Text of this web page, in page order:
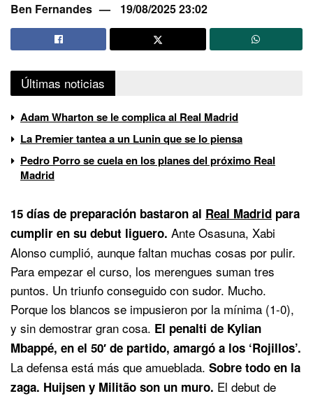
Ben Fernandes 19/08/2025 23:02
Últimas noticias
Adam Wharton se le complica al Real Madrid
La Premier tantea a un Lunin que se lo piensa
Pedro Porro se cuela en los planes del próximo Real
Madrid
15 días de preparación bastaron al Real Madrid para
cumplir en su debut liguero. Ante Osasuna, Xabi
Alonso cumplió, aunque faltan muchas cosas por pulir.
Para empezar el curso, los merengues suman tres
puntos. Un triunfo conseguido con sudor. Mucho.
Porque los blancos se impusieron por la mínima (1-0),
y sin demostrar gran cosa. El penalti de Kylian
Mbappé, en el 50′ de partido, amargó a los ‘Rojillos’.
La defensa está más que amueblada. Sobre todo en la
zaga. Huijsen y Militão son un muro. El debut de